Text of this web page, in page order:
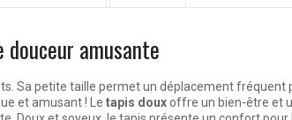
amusante
Sa petite taille permet un déplacement fréquent
et amusant ! Le tapis douxoffre un bien-être et